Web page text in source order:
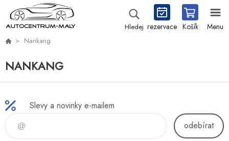
Hledej rezervace Košík Menu
Nankang
NANKANG
Slevy a novinky e-mailem
odebírat